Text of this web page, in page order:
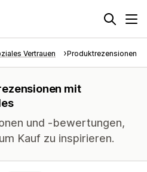
Vertrauen Produktrezensionen
mit
und -bewertungen,
Kauf zu inspirieren.